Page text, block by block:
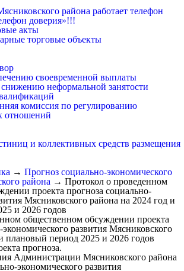
района работает телефон
доверия»!!!
акты
торговые объекты
своевременной выплаты
неформальной занятости
комиссия по регулированию
отношений
и коллективных средств размещения
→ Прогноз социально-экономического
района → Протокол о проведенном
проекта прогноза социально-
Мясниковского района на 2024 год и
и 2026 годов
общественном обсуждении проекта
развития Мясниковского
плановый период 2025 и 2026 годов
прогноза.
Администрации Мясниковского района
экономического развития